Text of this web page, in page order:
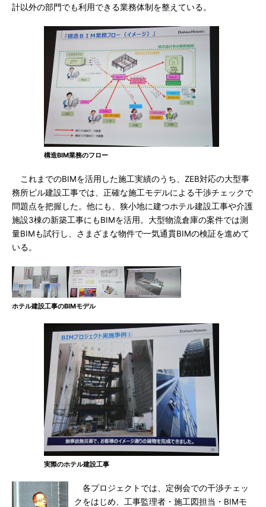
計以外の部門でも利用できる業務体制を整えている。
構造BIM業務のフロー
これまでのBIMを活用した施工実績のうち、ZEB対応の大型事
務所ビル建設工事では、正確な施工モデルによる干渉チェックで
問題点を把握した。他にも、狭小地に建つホテル建設工事や介護
施設3棟の新築工事にもBIMを活用。大型物流倉庫の案件では測
量BIMも試行し、さまざまな物件で一気通貫BIMの検証を進めて
いる。
ホテル建設工事のBIMモデル
実際のホテル建設工事
各プロジェクトでは、定例会での干渉チェッ
クをはじめ、工事監理者・施工図担当・BIMモ